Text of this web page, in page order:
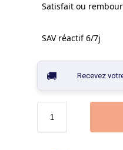
Satisfait ou
SAV réactif 6/7j
Recevez